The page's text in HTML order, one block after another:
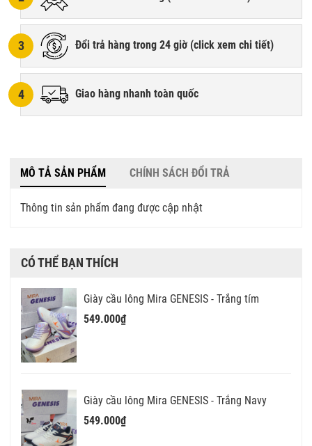
3 Đổi trả hàng trong 24 giờ (click xem chi tiết)
4 Giao hàng nhanh toàn quốc
MÔ TẢ SẢN PHẨM CHÍNH SÁCH ĐỔI TRẢ
Thông tin sản phẩm đang được cập nhật
CÓ THỂ BẠN THÍCH
Giày cầu lông Mira GENESIS - Trắng tím
549.000₫
Giày cầu lông Mira GENESIS - Trắng Navy
549.000₫